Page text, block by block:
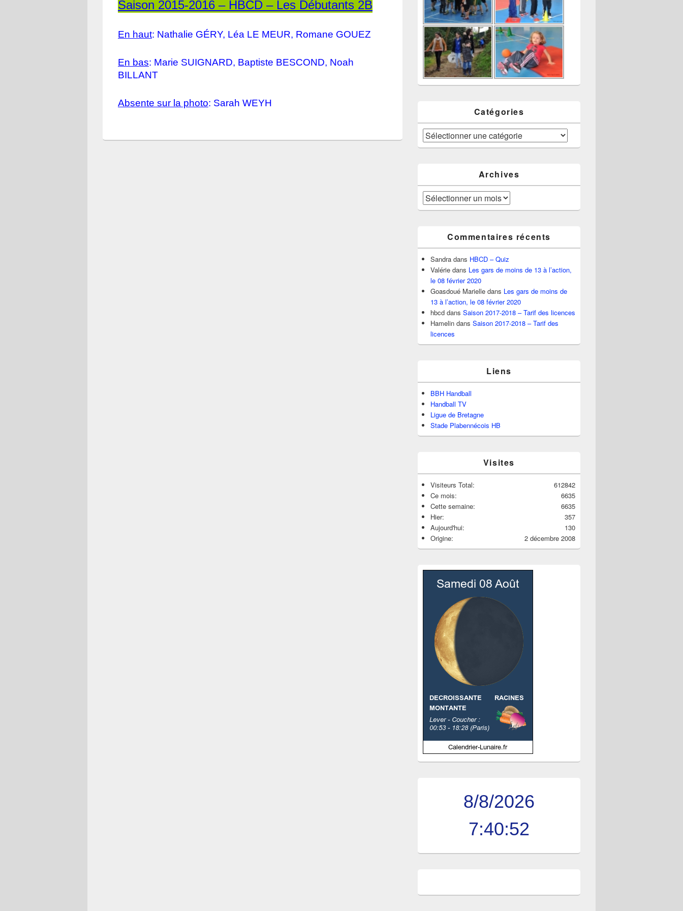
Saison 2015-2016 – HBCD – Les Débutants 2B
En haut: Nathalie GÉRY, Léa LE MEUR, Romane GOUEZ
En bas: Marie SUIGNARD, Baptiste BESCOND, Noah
BILLANT
Absente sur la photo: Sarah WEYH
Catégories
Catégories
Archives
Archives
Commentaires récents
Sandra dans HBCD – Quiz
Valérie dans Les gars de moins de 13 à l’action,
le 08 février 2020
Goasdoué Marielle dans Les gars de moins de
13 à l’action, le 08 février 2020
hbcd dans Saison 2017-2018 – Tarif des licences
Hamelin dans Saison 2017-2018 – Tarif des
licences
Liens
BBH Handball
Handball TV
Ligue de Bretagne
Stade Plabennécois HB
Visites
612842
Visiteurs Total:
6635
Ce mois:
6635
Cette semaine:
357
Hier:
130
Aujourd'hui:
2 décembre 2008
Origine:
8/8/2026
7:40:53